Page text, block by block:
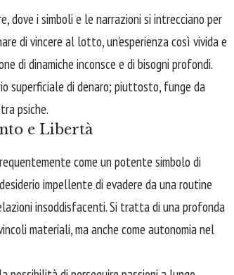
dove i simboli e le narrazioni si intrecciano per
di vincere al lotto, un'esperienza così vivida e
di dinamiche inconsce e di bisogni profondi.
superficiale di denaro; piuttosto, funge da
psiche.
e Libertà
come un potente simbolo di
impellente di evadere da una routine
insoddisfacenti. Si tratta di una profonda
materiali, ma anche come autonomia nel